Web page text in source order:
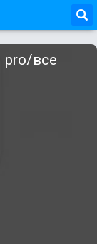
pro/все